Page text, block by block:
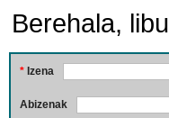
Berehala,
* Izena
Abizenak